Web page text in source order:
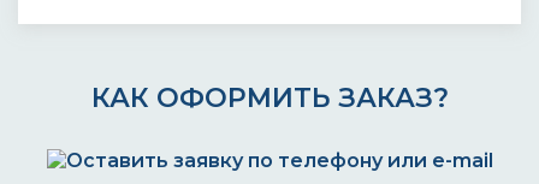
КАК ОФОРМИТЬ ЗАКАЗ?